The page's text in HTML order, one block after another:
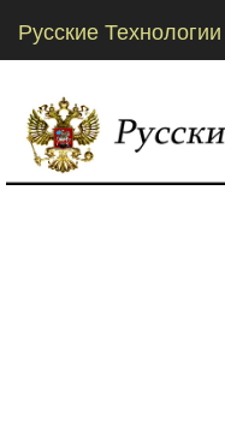
Русские Технологии